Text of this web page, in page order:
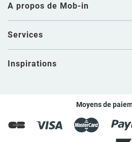
A propos de Mob-in
Services
Inspirations
Moyens de